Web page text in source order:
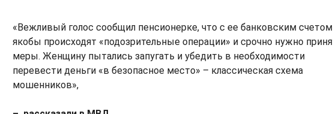
«Вежливый голос сообщил пенсионерке, что с ее банковским счетом
якобы происходят «подозрительные операции» и срочно нужно
меры. Женщину пытались запугать и убедить в необходимости
перевести деньги «в безопасное место» – классическая схема
мошенников»,